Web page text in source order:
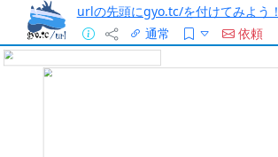
urlの先頭にgyo.tc/を付けてみよう！
通常
依頼